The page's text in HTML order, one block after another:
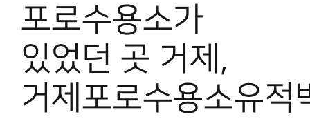
포로수용소가
있었던 곳 거제,
거제포로수용소유적